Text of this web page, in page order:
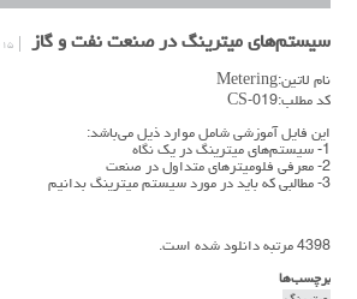
سیستم‌های میترینگ در صنعت نفت و گاز ۱۵ شهریور
نام لاتین:Metering
کد مطلب:CS-019
این فایل آموزشی شامل موارد ذیل می‌باشد:
1- سیستم‌های میترینگ در یک نگاه
2- معرفی فلومیترهای متداول در صنعت
3- مطالبی که باید در مورد سیستم میترینگ بدانیم
4398 مرتبه دانلود شده است.
برچسب‌ها